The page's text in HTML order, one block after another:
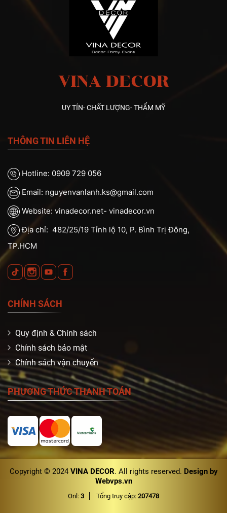
VINA DECOR
UY TÍN- CHẤT LƯỢNG- THẨM MỸ
THÔNG TIN LIÊN HỆ
Hotline: 0909 729 056
Email: nguyenvanlanh.ks@gmail.com
Website: vinadecor.net- vinadecor.vn
Địa chỉ: 482/25/19 Tỉnh lộ 10, P. Bình Trị Đông,
TP.HCM
CHÍNH SÁCH
Quy định & Chính sách
Chính sách bảo mật
Chính sách vận chuyển
PHƯƠNG THỨC THANH TOÁN
Copyright © 2024 VINA DECOR. All rights reserved. Design by
Webvps.vn
Onl: 3 Tổng truy cập: 207478